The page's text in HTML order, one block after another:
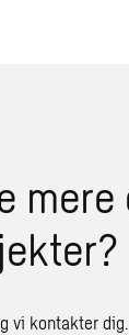
mere
vi kontakter dig.